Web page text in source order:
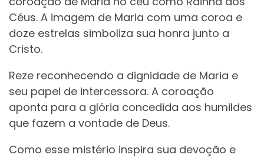
Céus. A imagem de Maria com uma coroa e
doze estrelas simboliza sua honra junto a
Cristo.
Reze reconhecendo a dignidade de Maria e
seu papel de intercessora. A coroação
aponta para a glória concedida aos humildes
que fazem a vontade de Deus.
Como esse mistério inspira sua devoção e